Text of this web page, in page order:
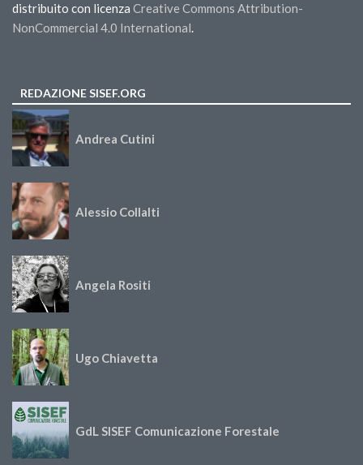
distribuito con licenza Creative Commons Attribution-
NonCommercial 4.0 International.
REDAZIONE SISEF.ORG
Andrea Cutini
Alessio Collalti
Angela Rositi
Ugo Chiavetta
GdL SISEF Comunicazione Forestale